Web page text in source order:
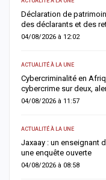
Déclaration de
des déclarants et des
04/08/2026 à 12:02
ACTUALITÉ À LA UNE
Cybercriminalité en
cybercrime sur deux,
04/08/2026 à 11:57
ACTUALITÉ À LA UNE
Jaxaay : un enseignant
une enquête ouverte
04/08/2026 à 08:58